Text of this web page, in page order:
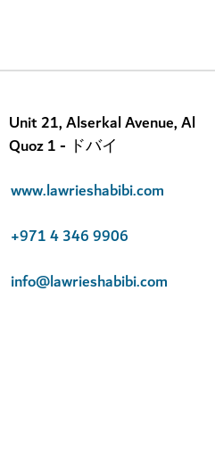
Unit 21, Alserkal Avenue, Al
Quoz 1 - ドバイ
www.lawrieshabibi.com
+971 4 346 9906
info@lawrieshabibi.com